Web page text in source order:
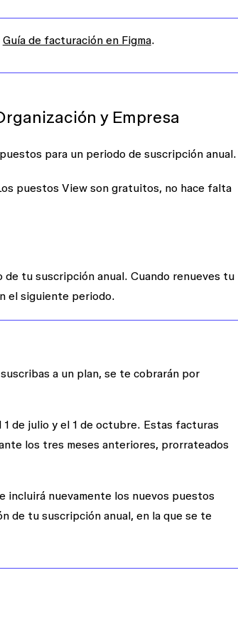
Guía de facturación en Figma.
y Empresa
para un periodo de suscripción anual.
puestos View son gratuitos, no hace falta
tu suscripción anual. Cuando renueves tu
el siguiente periodo.
a un plan, se te cobrarán por
de julio y el 1 de octubre. Estas facturas
los tres meses anteriores, prorrateados
incluirá nuevamente los nuevos puestos
de tu suscripción anual, en la que se te